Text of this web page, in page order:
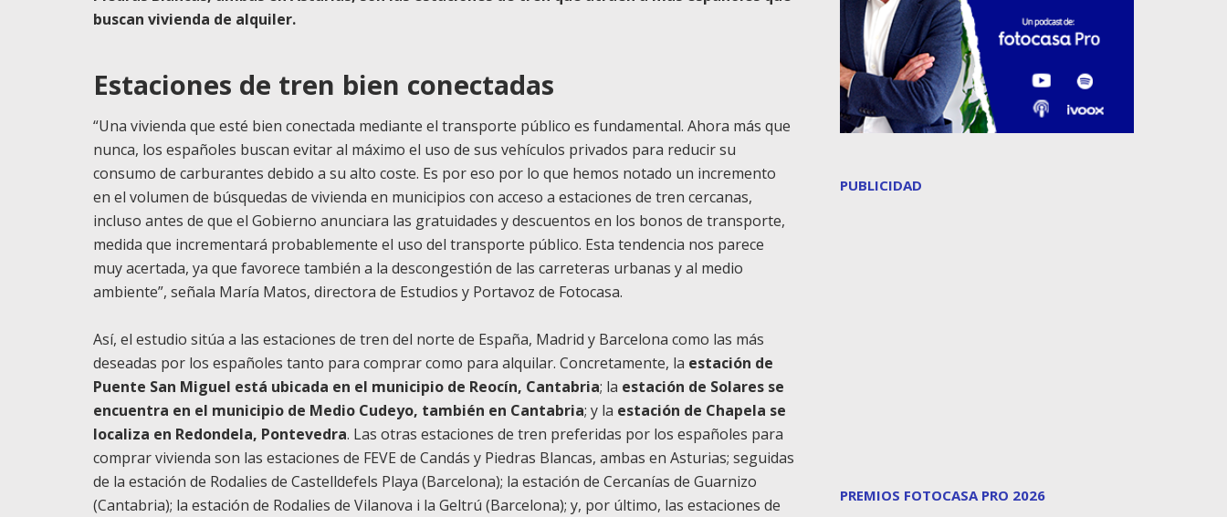
buscan vivienda de alquiler.
Estaciones de tren bien conectadas
“Una vivienda que esté bien conectada mediante el transporte público es fundamental. Ahora más que
nunca, los españoles buscan evitar al máximo el uso de sus vehículos privados para reducir su
consumo de carburantes debido a su alto coste. Es por eso por lo que hemos notado un incremento
en el volumen de búsquedas de vivienda en municipios con acceso a estaciones de tren cercanas,
incluso antes de que el Gobierno anunciara las gratuidades y descuentos en los bonos de transporte,
medida que incrementará probablemente el uso del transporte público. Esta tendencia nos parece
muy acertada, ya que favorece también a la descongestión de las carreteras urbanas y al medio
ambiente”, señala María Matos, directora de Estudios y Portavoz de Fotocasa.
Así, el estudio sitúa a las estaciones de tren del norte de España, Madrid y Barcelona como las más
deseadas por los españoles tanto para comprar como para alquilar. Concretamente, la estación de
Puente San Miguel está ubicada en el municipio de Reocín, Cantabria; la estación de Solares se
encuentra en el municipio de Medio Cudeyo, también en Cantabria; y la estación de Chapela se
localiza en Redondela, Pontevedra. Las otras estaciones de tren preferidas por los españoles para
comprar vivienda son las estaciones de FEVE de Candás y Piedras Blancas, ambas en Asturias; seguidas
de la estación de Rodalies de Castelldefels Playa (Barcelona); la estación de Cercanías de Guarnizo
(Cantabria); la estación de Rodalies de Vilanova i la Geltrú (Barcelona); y, por último, las estaciones de
PUBLICIDAD
PREMIOS FOTOCASA PRO 2026